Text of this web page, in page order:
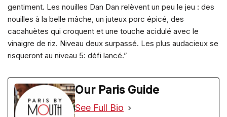
gentiment. Les nouilles Dan Dan relèvent un peu le jeu : des
nouilles à la belle mâche, un juteux porc épicé, des
cacahuètes qui croquent et une touche acidulé avec le
vinaigre de riz. Niveau deux surpassé. Les plus audacieux se
risqueront au niveau 5: défi lancé.”
Our Paris Guide
See Full Bio